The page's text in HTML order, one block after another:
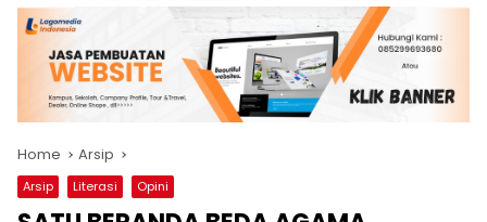
Home Arsip
Arsip Literasi Opini